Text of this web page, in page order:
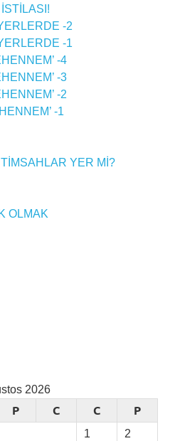
-2
-1
-4
-3
-2
-1
YER Mİ?
OLMAK
2026
P C C P
1
2